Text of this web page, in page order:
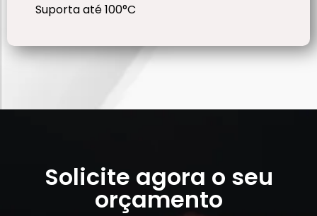
Suporta até 100°C
Solicite agora o seu
orçamento